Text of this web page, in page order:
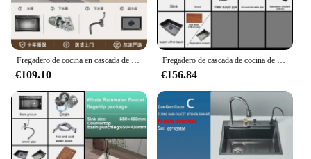
Fregadero de cocina en cascada de acero inoxidable con diseño de panal en relieve, pantalla Digital multifuncional, Kitche grande de una sola ranura
€109.10
Fregadero de cascada de cocina de acero inoxidable 304, pantalla Digital, fregadero individual grande, lavabo de plato con cascada táctil multifunción
€156.84